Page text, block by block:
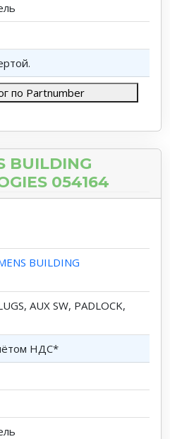
по Partnumber
BUILDING
054164
BUILDING
AUX SW, PADLOCK,
НДС*